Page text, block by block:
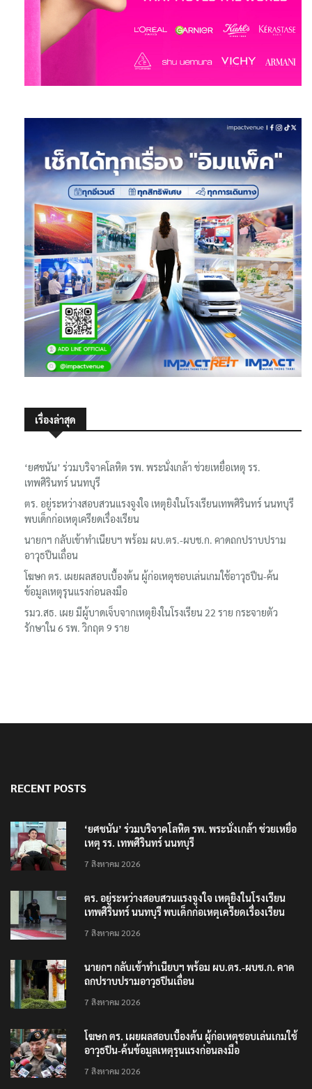
เรื่องล่าสุด
‘ยศชนัน’ ร่วมบริจาคโลหิต รพ. พระนั่งเกล้า ช่วยเหยื่อเหตุ รร.
เทพศิรินทร์ นนทบุรี
ตร. อยู่ระหว่างสอบสวนแรงจูงใจ เหตุยิงในโรงเรียนเทพศิรินทร์ นนทบุรี
พบเด็กก่อเหตุเครียดเรื่องเรียน
นายกฯ กลับเข้าทำเนียบฯ พร้อม ผบ.ตร.-ผบช.ก. คาดถกปราบปราม
อาวุธปืนเถื่อน
โฆษก ตร. เผยผลสอบเบื้องต้น ผู้ก่อเหตุชอบเล่นเกมใช้อาวุธปืน-ค้น
ข้อมูลเหตุรุนแรงก่อนลงมือ
รมว.สธ. เผย มีผู้บาดเจ็บจากเหตุยิงในโรงเรียน 22 ราย กระจายตัว
รักษาใน 6 รพ. วิกฤต 9 ราย
RECENT POSTS
‘ยศชนัน’ ร่วมบริจาคโลหิต รพ. พระนั่งเกล้า ช่วยเหยื่อ
เหตุ รร. เทพศิรินทร์ นนทบุรี
7 สิงหาคม 2026
ตร. อยู่ระหว่างสอบสวนแรงจูงใจ เหตุยิงในโรงเรียน
เทพศิรินทร์ นนทบุรี พบเด็กก่อเหตุเครียดเรื่องเรียน
7 สิงหาคม 2026
นายกฯ กลับเข้าทำเนียบฯ พร้อม ผบ.ตร.-ผบช.ก. คาด
ถกปราบปรามอาวุธปืนเถื่อน
7 สิงหาคม 2026
โฆษก ตร. เผยผลสอบเบื้องต้น ผู้ก่อเหตุชอบเล่นเกมใช้
อาวุธปืน-ค้นข้อมูลเหตุรุนแรงก่อนลงมือ
7 สิงหาคม 2026